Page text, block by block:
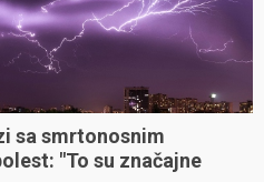
sa smrtonosnim
"To su značajne